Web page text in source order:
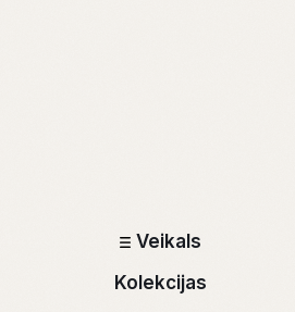
Veikals
Kolekcijas